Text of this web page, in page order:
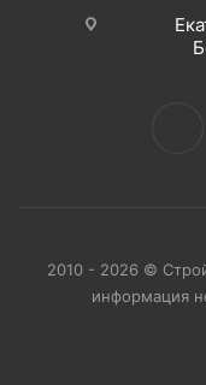
2010 - 2026 ©
информация